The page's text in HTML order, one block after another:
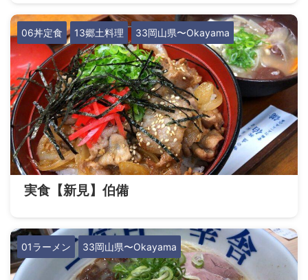
06丼定食 13郷土料理 33岡山県〜Okayama
実食【新見】伯備
01ラーメン 33岡山県〜Okayama